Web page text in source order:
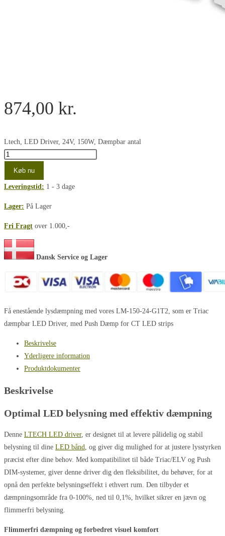
874,00 kr.
Ltech, LED Driver, 24V, 150W, Dæmpbar antal
Køb nu
Leveringstid: 1 - 3 dage
Lager: På Lager
Fri Fragt over 1.000,-
Dansk Service og Lager
Få enestående lysdæmpning med vores LM-150-24-G1T2, som er Triac
dæmpbar LED Driver, med Push Dæmp for CT LED strips
Beskrivelse
Yderligere information
Produktdokumenter
Beskrivelse
Optimal LED belysning med effektiv dæmpning
Denne LTECH LED driver, er designet til at levere pålidelig og stabil
belysning til dine LED bånd, og giver dig mulighed for at justere lysstyrken
præcist efter dine behov. Med kompatibilitet til både Triac/ELV og Push
DIM-systemer, giver denne driver dig den fleksibilitet, du behøver, for at
opnå den perfekte belysningseffekt i ethvert rum. Den tilbyder et
dæmpningsområde fra 0-100%, ned til 0,1%, hvilket sikrer en jævn og
flimmerfri belysning.
Flimmerfri dæmpning og forbedret visuel komfort